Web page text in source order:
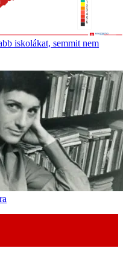
iskolákat, semmit nem